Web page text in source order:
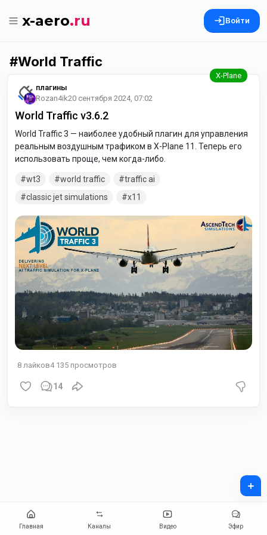
x-aero.ru Войти
World Traffic
плагины
Rozan4ik20 сентября 2024, 07:02
World Traffic v3.6.2
World Traffic 3 — наиболее удобный плагин для управления
реальным воздушным трафиком в X-Plane 11. Теперь его
использовать проще, чем когда-либо.
wt3 world traffic
traffic ai
classic jet simulations
x11
8 лайков4 135 просмотров
14
Главная Каналы Видео Эфир
+